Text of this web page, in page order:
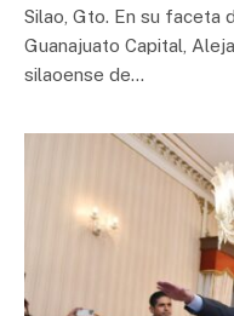
Silao, Gto. En su faceta
Guanajuato Capital,
silaoense de…